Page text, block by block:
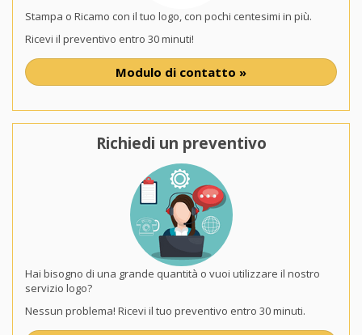
Stampa o Ricamo con il tuo logo, con pochi centesimi in più.
Ricevi il preventivo entro 30 minuti!
Modulo di contatto »
Richiedi un preventivo
Hai bisogno di una grande quantità o vuoi utilizzare il nostro
servizio logo?
Nessun problema! Ricevi il tuo preventivo entro 30 minuti.